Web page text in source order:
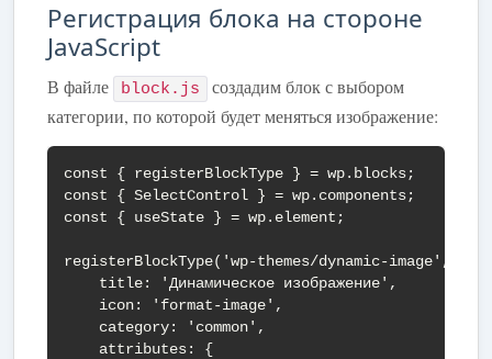
Регистрация блока на стороне
JavaScript
В файле block.js
создадим блок с выбором
категории, по которой будет меняться изображение:
const { registerBlockType } = wp.blocks;
const { SelectControl } = wp.components;
const { useState } = wp.element;
registerBlockType('wp-themes/dynamic-image', {
    title: 'Динамическое изображение',
    icon: 'format-image',
    category: 'common',
    attributes: {